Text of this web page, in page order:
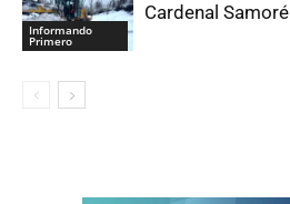
Informando
Primero
Cardenal Samoré